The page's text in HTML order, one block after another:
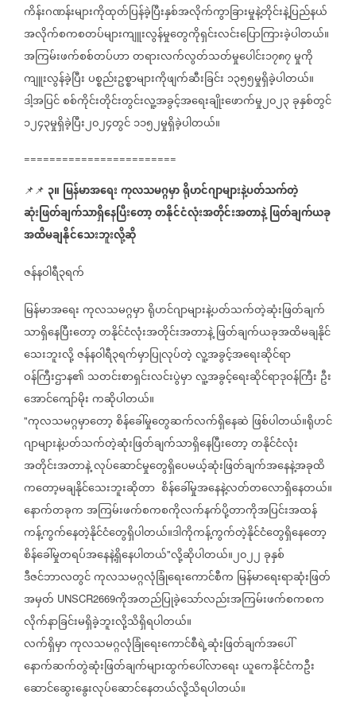
ကိန်းဂဏန်းများကိုထုတ်ပြန်ခဲ့ပြီးနှစ်အလိုက်ကွာခြားမှုနဲ့တိုင်းနဲ့ပြည်နယ်
အလိုက်စကစတပ်များကျူးလွန်မှုတွေကိုရှင်းလင်းပြောကြားခဲ့ပါတယ်။
အကြမ်းဖက်စစ်တပ်ဟာတရားလက်လွတ်သတ်မှုပေါင်း၁၇၈၇မှုကို
ကျူးလွန်ခဲ့ပြီးပစ္စည်းဥစ္စာများကိုဖျက်ဆီးခြင်း ၁၃၅၅မှုရှိခဲ့ပါတယ်။
ဒါ့အပြင်စစ်ကိုင်းတိုင်းတွင်းလူ့အခွင့်အရေးချိုးဖောက်မှု၂၀၂၃ခုနှစ်တွင်
၁၂၄၃မှုရှိခဲ့ပြီး၂၀၂၄တွင်၁၁၅၂မှုရှိခဲ့ပါတယ်။
========================
📌📌 ၃။ မြန်မာအရေးကုလသမဂ္ဂမှာရိုဟင်ဂျာများနဲ့ပတ်သက်တဲ့
ဆုံးဖြတ်ချက်သာရှိနေပြီးတော့တနိုင်ငံလုံးအတိုင်းအတာနဲ့ဖြတ်ချက်ယခု
အထိမချနိုင်သေးဘူးလို့ဆို
ဇန်နဝါရီ၃ရက်
မြန်မာအရေးကုလသမဂ္ဂမှာရိုဟင်ဂျာများနဲ့ပတ်သက်တဲ့ဆုံးဖြတ်ချက်
သာရှိနေပြီးတော့တနိုင်ငံလုံးအတိုင်းအတာနဲ့ဖြတ်ချက်ယခုအထိမချနိုင်
သေးဘူးလို့ဇန်နဝါရီ၃ရက်မှာပြုလုပ်တဲ့လူ့အခွင့်အရေးဆိုင်ရာ
ဝန်ကြီးဌာန၏ သတင်းစာရှင်းလင်းပွဲမှာလူ့အခွင့်ရေးဆိုင်ရာဒုဝန်ကြီး ဦး
အောင်ကျော်မိုးကဆိုပါတယ်။
"ကုလသမဂ္ဂမှာတော့စိန်ခေါ်မှုတွေဆက်လက်ရှိနေဆဲ ဖြစ်ပါတယ်။ရိုဟင်
ဂျာများနဲ့ပတ်သက်တဲ့ဆုံးဖြတ်ချက်သာရှိနေပြီးတော့တနိုင်ငံလုံး
အတိုင်းအတာနဲ့လုပ်ဆောင်မှုတွေရှိပေမယ့်ဆုံးဖြတ်ချက်အနေနဲ့အခုထိ
ကတော့မချနိုင်သေးဘူးဆိုတာ စိန်ခေါ်မှုအနေနဲ့လတ်တလောရှိနေတယ်။
နောက်တခုကအကြမ်းဖက်စကစကိုလက်နက်ပို့တာကိုအပြင်းအထန်
ကန့်ကွက်နေတဲ့နိုင်ငံတွေရှိပါတယ်။ဒါကိုကန့်ကွက်တဲ့နိုင်ငံတွေရှိနေတော့
စိန်ခေါ်မှုတရပ်အနေနဲ့ရှိနေပါတယ်"လို့ဆိုပါတယ်။၂၀၂၂ခုနှစ်
ဒီဇင်ဘာလတွင်ကုလသမဂ္ဂလုံခြုံရေးကောင်စီက မြန်မာရေးရာဆုံးဖြတ်
အမှတ် UNSCR2669ကိုအတည်ပြုခဲ့သော်လည်းအကြမ်းဖက်စကစက
လိုက်နာခြင်းမရှိခဲ့ဘူးလို့သိရှိရပါတယ်။
လက်ရှိမှာကုလသမဂ္ဂလုံခြုံရေးကောင်စီရဲ့ဆုံးဖြတ်ချက်အပေါ်
နောက်ဆက်တွဲဆုံးဖြတ်ချက်များထွက်ပေါ်လာရေးယူကေနိုင်ငံကဦး
ဆောင်ဆွေးနွေးလုပ်ဆောင်နေတယ်လို့သိရပါတယ်။